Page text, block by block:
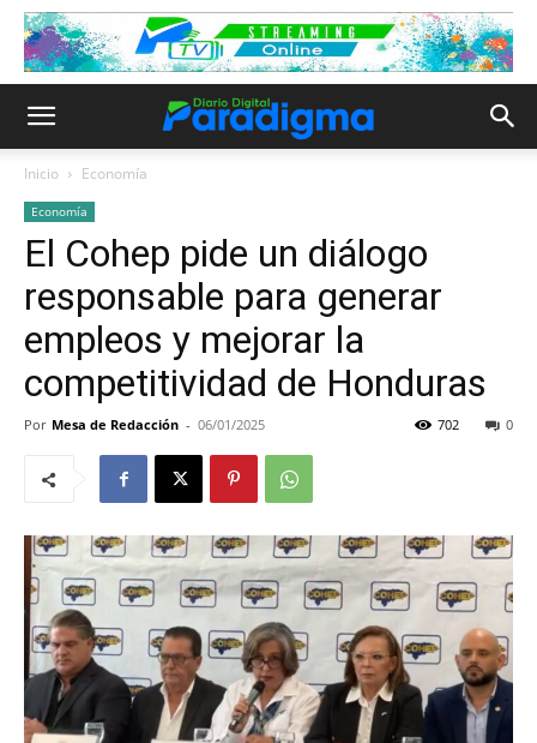
Inicio Economía
Economía
El Cohep pide un diálogo
responsable para generar
empleos y mejorar la
competitividad de Honduras
Por Mesa de Redacción - 06/01/2025 0
702